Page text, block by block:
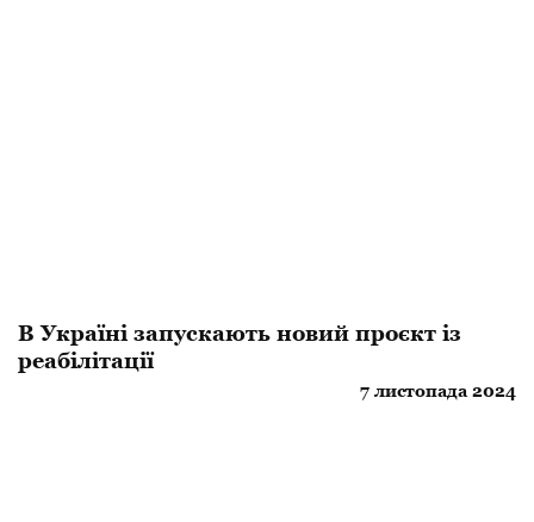
​В Україні запускають новий проєкт із
реабілітації
7 листопада 2024